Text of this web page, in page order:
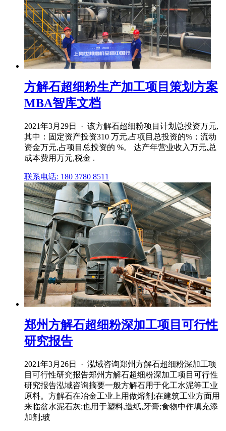
方解石超细粉生产加工项目策划方案
MBA智库文档
2021年3月29日 · 该方解石超细粉项目计划总投资万元,
其中：固定资产投资310 万元,占项目总投资的%；流动
资金万元,占项目总投资的 %。 达产年营业收入万元,总
成本费用万元,税金 .
联系电话: 180 3780 8511
郑州方解石超细粉深加工项目可行性
研究报告
2021年3月26日 · 泓域咨询郑州方解石超细粉深加工项
目可行性研究报告郑州方解石超细粉深加工项目可行性
研究报告泓域咨询摘要一般方解石用于化工水泥等工业
原料。方解石在冶金工业上用做熔剂;在建筑工业方面用
来临盆水泥石灰;也用于塑料,造纸,牙膏;食物中作填充添
加剂;玻